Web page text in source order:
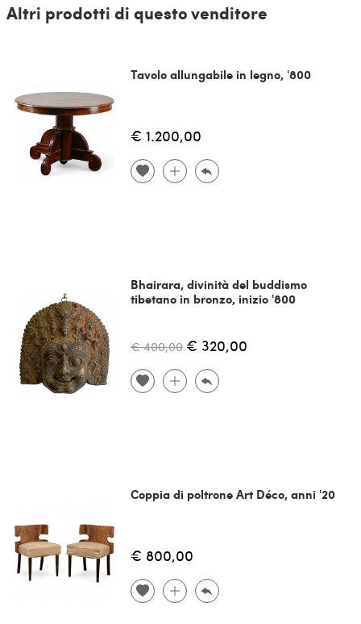
Altri prodotti di questo venditore
Tavolo allungabile in legno, '800
€ 1.200,00
Bhairara, divinità del buddismo
tibetano in bronzo, inizio '800
€ 400,00 € 320,00
Coppia di poltrone Art Déco, anni '20
€ 800,00